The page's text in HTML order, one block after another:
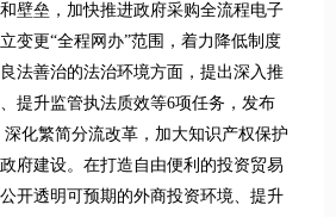
壁垒，加快推进政府采购全流程电子
变更“全程网办”范围，着力降低制度
法善治的法治环境方面，提出深入推
提升监管执法质效等6项任务，发布
化繁简分流改革，加大知识产权保护
府建设。在打造自由便利的投资贸易
开透明可预期的外商投资环境、提升